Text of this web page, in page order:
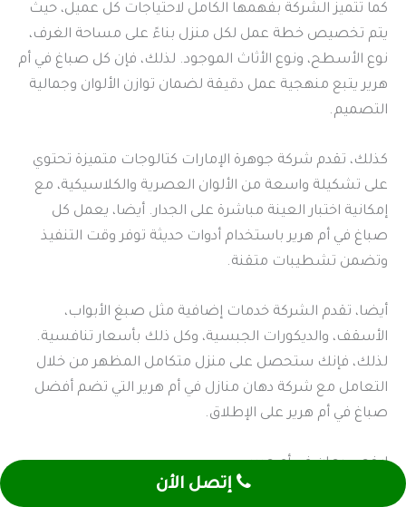
كما تتميز الشركة بفهمها الكامل لاحتياجات كل عميل، حيث
يتم تخصيص خطة عمل لكل منزل بناءً على مساحة الغرف،
نوع الأسطح، ونوع الأثاث الموجود. لذلك، فإن كل صباغ في أم
هرير يتبع منهجية عمل دقيقة لضمان توازن الألوان وجمالية
التصميم.
كذلك، تقدم شركة جوهرة الإمارات كتالوجات متميزة تحتوي
على تشكيلة واسعة من الألوان العصرية والكلاسيكية، مع
إمكانية اختبار العينة مباشرة على الجدار. أيضا، يعمل كل
صباغ في أم هرير باستخدام أدوات حديثة توفر وقت التنفيذ
وتضمن تشطيبات متقنة.
أيضا، تقدم الشركة خدمات إضافية مثل صبغ الأبواب،
الأسقف، والديكورات الجبسية، وكل ذلك بأسعار تنافسية.
لذلك، فإنك ستحصل على منزل متكامل المظهر من خلال
التعامل مع شركة دهان منازل في أم هرير التي تضم أفضل
صباغ في أم هرير على الإطلاق.
ارخص دهان في أم هرير
يظن الكثيرون أن السعر المنخفض يأتي على حساب الجودة،
إتصل الأن